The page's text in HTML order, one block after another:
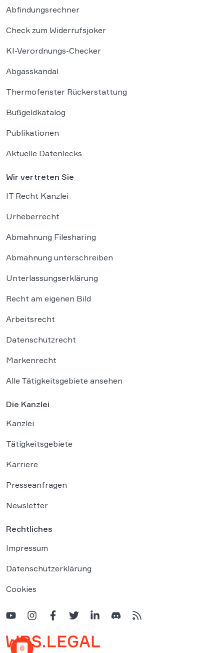
Abfindungsrechner
Check zum Widerrufsjoker
KI-Verordnungs-Checker
Abgasskandal
Thermofenster Rückerstattung
Bußgeldkatalog
Publikationen
Aktuelle Datenlecks
Wir vertreten Sie
IT Recht Kanzlei
Urheberrecht
Abmahnung Filesharing
Abmahnung unterschreiben
Unterlassungserklärung
Recht am eigenen Bild
Arbeitsrecht
Datenschutzrecht
Markenrecht
Alle Tätigkeitsgebiete ansehen
Die Kanzlei
Kanzlei
Tätigkeitsgebiete
Karriere
Presseanfragen
Newsletter
Rechtliches
Impressum
Datenschutzerklärung
Cookies